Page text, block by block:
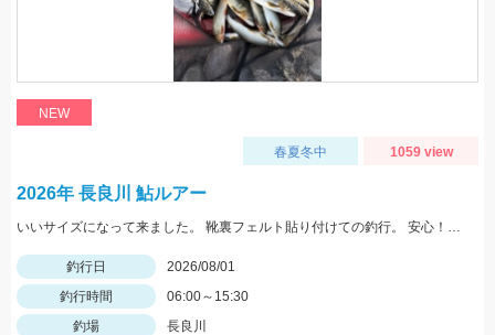
NEW
春夏冬中 1059 view
2026年 長良川 鮎ルアー
いいサイズになって来ました。 靴裏フェルト貼り付けての釣行。 安心！店長〜アドバイスありがとうございました！
釣行日
2026/08/01
釣行時間
06:00～15:30
釣場
長良川